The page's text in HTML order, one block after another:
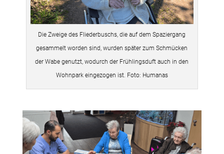
Die Zweige des Fliederbuschs, die auf dem Spaziergang
gesammelt worden sind, wurden später zum Schmücken
der Wabe genutzt, wodurch der Frühlingsduft auch in den
Wohnpark eingezogen ist. Foto: Humanas